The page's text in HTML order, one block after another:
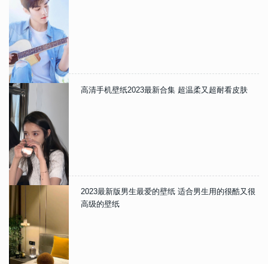
高清手机壁纸2023最新合集 超温柔又超耐看皮肤
2023最新版男生最爱的壁纸 适合男生用的很酷又很
高级的壁纸